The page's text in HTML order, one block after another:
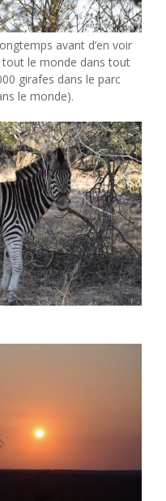
avant d’en voir
tout le monde dans tout
girafes dans le parc
le monde).